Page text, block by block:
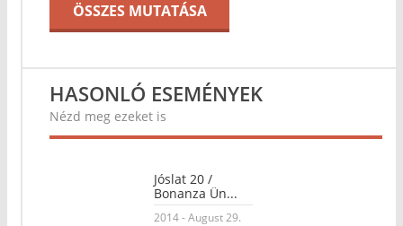
ÖSSZES MUTATÁSA
HASONLÓ ESEMÉNYEK
Nézd meg ezeket is
Jóslat 20 /
Bonanza Ün...
2014 - August 29.